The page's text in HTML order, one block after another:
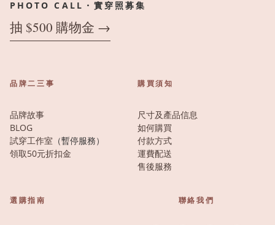
PHOTO CALL・實穿照募集
抽 $500 購物金 →
品牌二三事
品牌故事
BLOG
試穿工作室 （暫停服務）
領取50元折扣金
購買須知
尺寸及產品信息
如何購買
付款方式
運費配送
售後服務
選購指南 聯絡我們